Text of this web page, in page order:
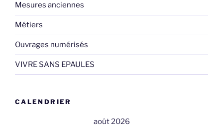
Mesures anciennes
Métiers
Ouvrages numérisés
VIVRE SANS EPAULES
CALENDRIER
août 2026